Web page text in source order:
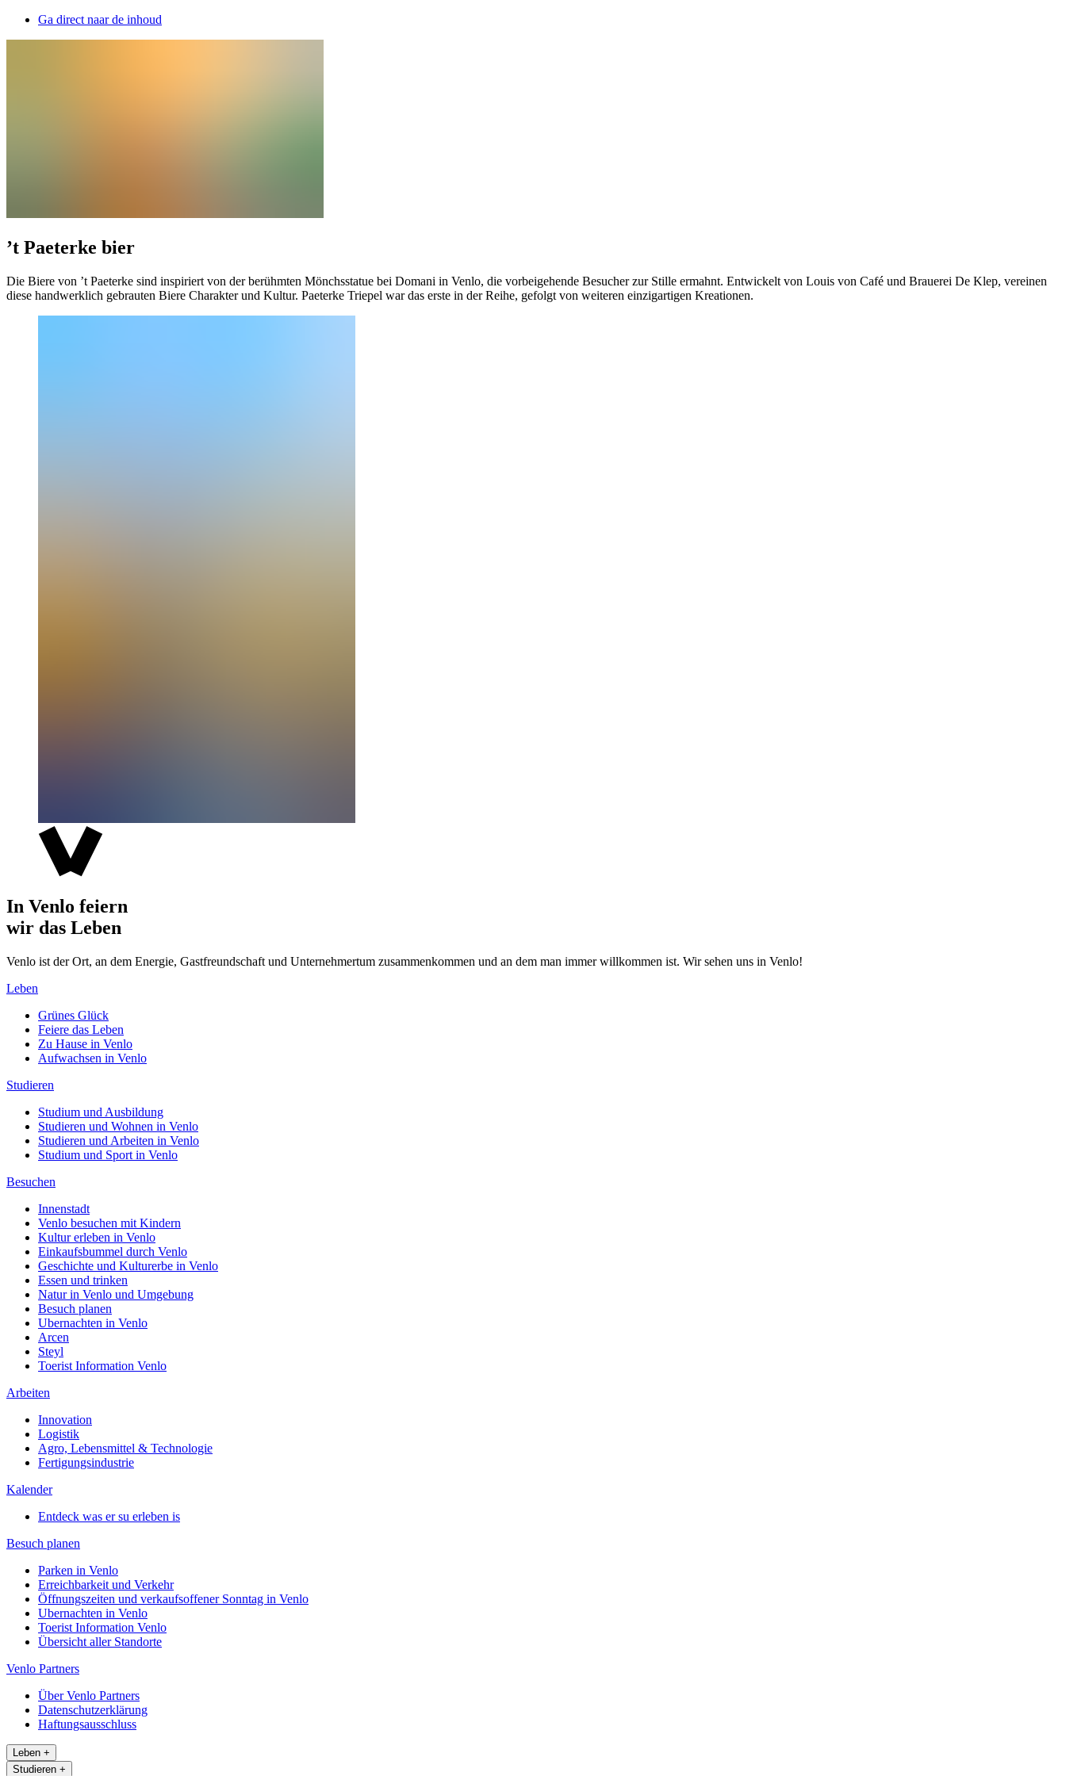
Ga direct naar de inhoud
’t Paeterke bier
Die Biere von ’t Paeterke sind inspiriert von der berühmten Mönchsstatue bei Domani in Venlo, die vorbeigehende Besucher zur Stille ermahnt. Entwickelt von Louis von Café und Brauerei De Klep, vereinen
diese handwerklich gebrauten Biere Charakter und Kultur. Paeterke Triepel war das erste in der Reihe, gefolgt von weiteren einzigartigen Kreationen.
In Venlo feiern
wir das Leben
Venlo ist der Ort, an dem Energie, Gastfreundschaft und Unternehmertum zusammenkommen und an dem man immer willkommen ist. Wir sehen uns in Venlo!
Leben
Grünes Glück
Feiere das Leben
Zu Hause in Venlo
Aufwachsen in Venlo
Studieren
Studium und Ausbildung
Studieren und Wohnen in Venlo
Studieren und Arbeiten in Venlo
Studium und Sport in Venlo
Besuchen
Innenstadt
Venlo besuchen mit Kindern
Kultur erleben in Venlo
Einkaufsbummel durch Venlo
Geschichte und Kulturerbe in Venlo
Essen und trinken
Natur in Venlo und Umgebung
Besuch planen
Ubernachten in Venlo
Arcen
Steyl
Toerist Information Venlo
Arbeiten
Innovation
Logistik
Agro, Lebensmittel & Technologie
Fertigungsindustrie
Kalender
Entdeck was er su erleben is
Besuch planen
Parken in Venlo
Erreichbarkeit und Verkehr
Öffnungszeiten und verkaufsoffener Sonntag in Venlo
Ubernachten in Venlo
Toerist Information Venlo
Übersicht aller Standorte
Venlo Partners
Über Venlo Partners
Datenschutzerklärung
Haftungsausschluss
Leben +
Studieren +